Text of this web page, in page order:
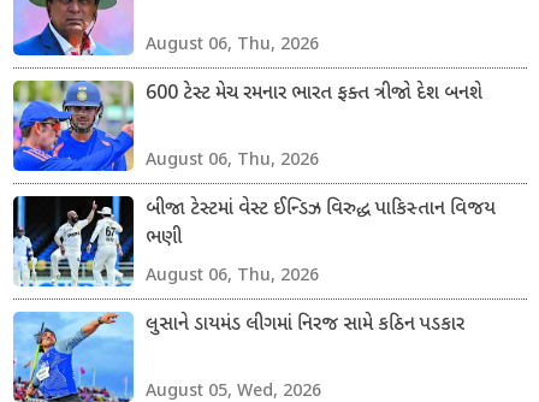
August 06, Thu, 2026
600 ટેસ્ટ મેચ રમનાર ભારત ફક્ત ત્રીજો દેશ બનશે
August 06, Thu, 2026
બીજા ટેસ્ટમાં વેસ્ટ ઈન્ડિઝ વિરુદ્ધ પાકિસ્તાન વિજય
ભણી
August 06, Thu, 2026
લુસાને ડાયમંડ લીગમાં નિરજ સામે કઠિન પડકાર
August 05, Wed, 2026